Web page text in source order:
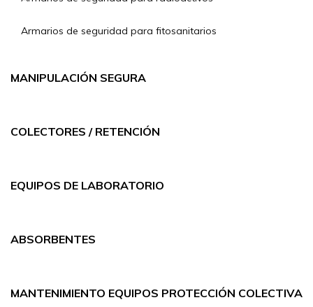
Armarios de seguridad para fitosanitarios
MANIPULACIÓN SEGURA
COLECTORES / RETENCIÓN
EQUIPOS DE LABORATORIO
ABSORBENTES
MANTENIMIENTO EQUIPOS PROTECCIÓN COLECTIVA